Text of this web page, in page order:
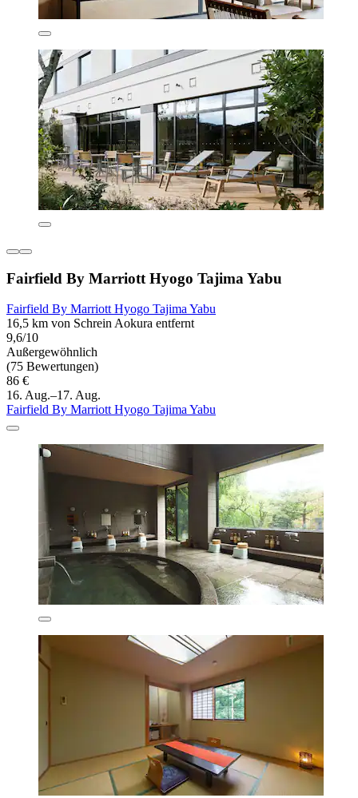
Fairfield By Marriott Hyogo Tajima Yabu
Fairfield By Marriott Hyogo Tajima Yabu
16,5 km von Schrein Aokura entfernt
9,6/10
Außergewöhnlich
(75 Bewertungen)
86 €
16. Aug.–17. Aug.
Fairfield By Marriott Hyogo Tajima Yabu